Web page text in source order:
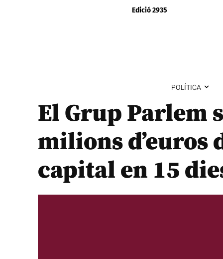
Edició 2935
POLÍTICA
El Grup Parlem
milions d’euros
capital en 15